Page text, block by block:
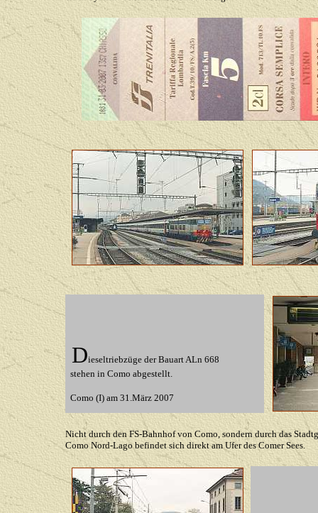
Dieseltriebzüge der Bauart ALn 668
stehen in Como abgestellt.
Como (I) am 31.März 2007
Nicht durch den FS-Bahnhof von Como, sondern durch das
Como Nord-Lago befindet sich direkt am Ufer des Comer Sees.